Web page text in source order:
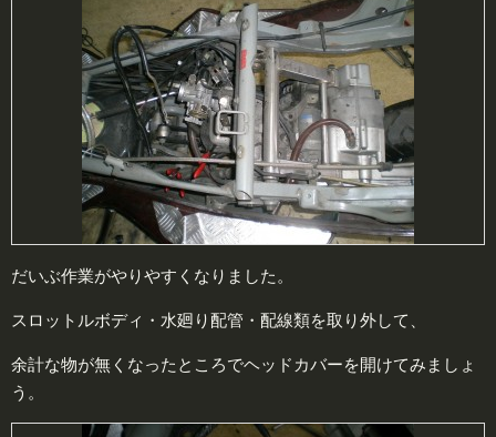
だいぶ作業がやりやすくなりました。
スロットルボディ・水廻り配管・配線類を取り外して、
余計な物が無くなったところでヘッドカバーを開けてみましょ
う。